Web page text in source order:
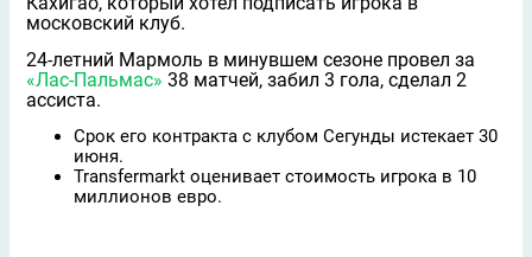
московский клуб.
24-летний Мармоль в минувшем сезоне провел за
«Лас-Пальмас» 38 матчей, забил 3 гола, сделал 2
ассиста.
Срок его контракта с клубом Сегунды истекает 30
июня.
Transfermarkt оценивает стоимость игрока в 10
миллионов евро.